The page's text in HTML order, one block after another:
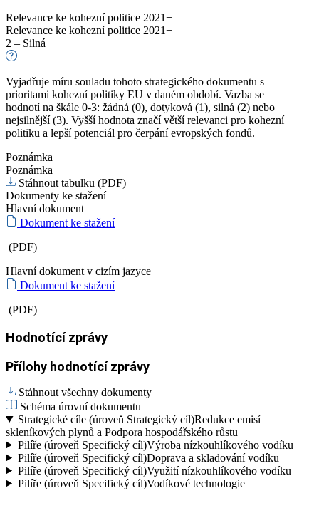
Relevance ke kohezní politice 2021+
Relevance ke kohezní politice 2021+
2 – Silná
Vyjadřuje míru souladu tohoto strategického dokumentu s
prioritami kohezní politiky EU v daném období. Vazba se
hodnotí na škále 0-3: žádná (0), dotyková (1), silná (2) nebo
nejsilnější (3). Vyšší hodnota značí větší relevanci pro kohezní
politiku a lepší potenciál pro čerpání evropských fondů.
Poznámka
Poznámka
Stáhnout tabulku (PDF)
Dokumenty ke stažení
Hlavní dokument
Dokument ke stažení
(PDF)
Hlavní dokument v cizím jazyce
Dokument ke stažení
(PDF)
Hodnotící zprávy
Přílohy hodnotící zprávy
Stáhnout všechny dokumenty
Schéma úrovní dokumentu
Strategické cíle (úroveň Strategický cíl)Redukce emisí
skleníkových plynů a Podpora hospodářského růstu
Pilíře (úroveň Specifický cíl)Výroba nízkouhlíkového vodíku
Pilíře (úroveň Specifický cíl)Doprava a skladování vodíku
Pilíře (úroveň Specifický cíl)Využití nízkouhlíkového vodíku
Pilíře (úroveň Specifický cíl)Vodíkové technologie